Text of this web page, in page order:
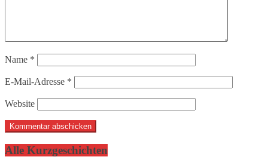
Name *
E-Mail-Adresse *
Website
Alle Kurzgeschichten